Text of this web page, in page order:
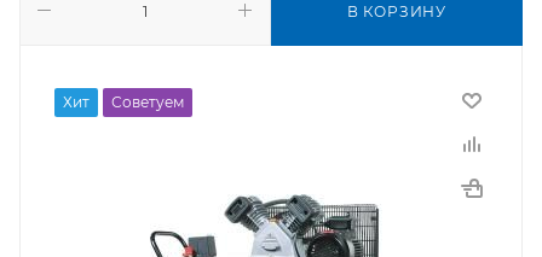
В КОРЗИНУ
Хит Советуем